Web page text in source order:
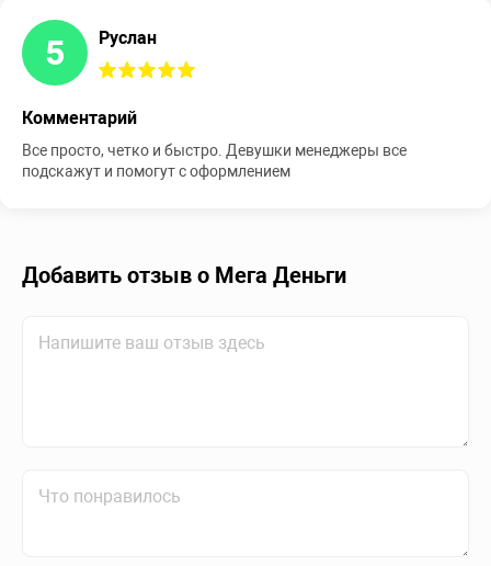
5 Руслан
Комментарий
Все просто, четко и быстро. Девушки менеджеры все
подскажут и помогут с оформлением
Добавить отзыв о Мега Деньги